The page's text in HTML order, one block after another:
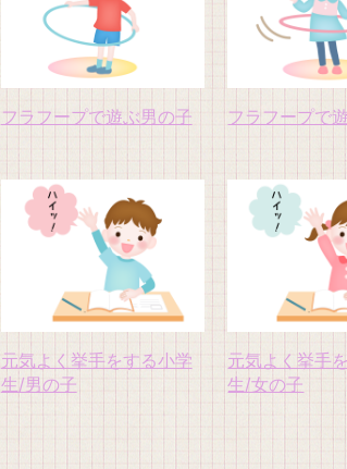
フラフープで遊ぶ男の子 フラフープで
元気よく挙手をする小学
生/男の子
元気よく挙手
生/女の子